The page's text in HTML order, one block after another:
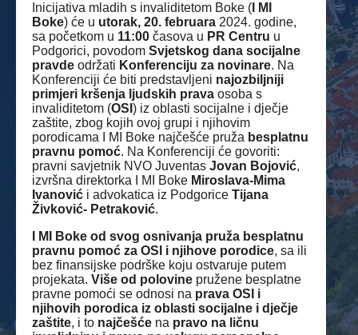
Inicijativa mladih s invaliditetom Boke ( I MI
Boke) će u utorak, 20. februara 2024. godine,
sa početkom u 11:00 časova u PR Centru u
Podgorici, povodom Svjetskog dana socijalne
pravde održati Konferenciju za novinare. Na
Konferenciji će biti predstavljeni najozbiljniji
primjeri kršenja ljudskih prava osoba s
invaliditetom (OSI ) iz oblasti socijalne i dječje
zaštite, zbog kojih ovoj grupi i njihovim
porodicama I MI Boke najčešće pruža besplatnu
pravnu pomoć. Na Konferenciji će govoriti:
pravni savjetnik NVO Juventas Jovan Bojović,
izvršna direktorka I MI Boke Miroslava-Mima
Ivanović i advokatica iz Podgorice Tijana
Živković- Petraković.
I MI Boke od svog osnivanja pruža besplatnu
pravnu pomoć za OSI i njihove porodice, sa ili
bez finansijske podrške koju ostvaruje putem
projekata. Više od polovine pružene besplatne
pravne pomoći se odnosi na prava OSI i
njihovih porodica iz oblasti socijalne i dječje
zaštite, i to najčešće na pravo na ličnu